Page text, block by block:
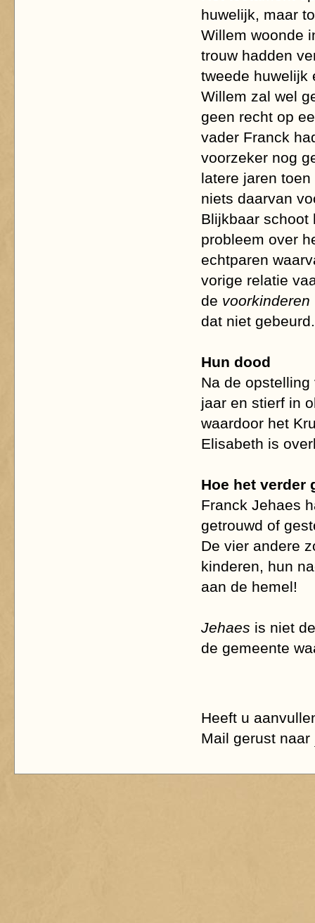
huwelijk, maar
Willem woonde
trouw hadden
tweede huwelijk
Willem zal wel
geen recht op
vader Franck
voorzeker nog
latere jaren
niets daarvan
Blijkbaar schoot
probleem over
echtparen
vorige relatie
de voorkinderen
dat niet gebeurd.
Hun dood
Na de
jaar en stierf in
waardoor het
Elisabeth is
Hoe het verder
Franck Jehaes
getrouwd of
De vier andere
kinderen, hun
aan de hemel!
Jehaes is niet
de gemeente
Heeft u
Mail gerust naar